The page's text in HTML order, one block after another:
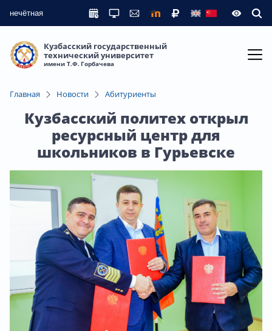
нечётная
Кузбасский государственный
технический университет
имени Т.Ф. Горбачева
Главная Новости Абитуриенты
Кузбасский политех открыл
ресурсный центр для
школьников в Гурьевске